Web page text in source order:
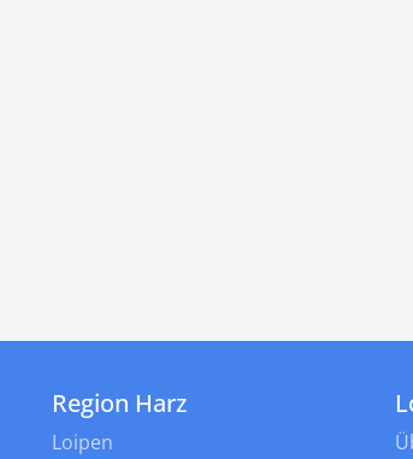
Region Harz
Loipen